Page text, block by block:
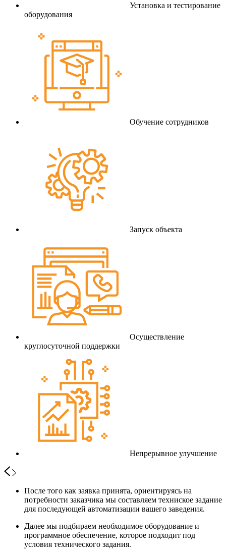
Установка и тестирование
оборудования
Обучение сотрудников
Запуск объекта
Осуществление
круглосуточной поддержки
Непрерывное улучшение
После того как заявка принята, ориентируясь на
потребности заказчика мы составляем техниское задание
для последующей автоматизации вашего заведения.
Далее мы подбираем необходимое оборудование и
программное обеспечение, которое подходит под
условия технического задания.